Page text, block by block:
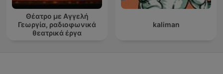
Θέατρο με Αγγελή
Γεωργία, ραδιοφωνικά
θεατρικά έργα
kaliman